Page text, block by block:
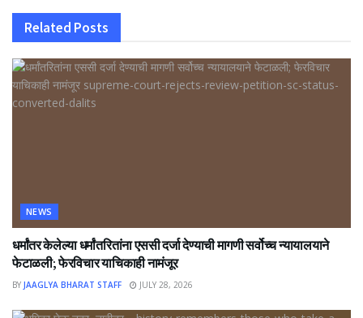
Related Posts
NEWS
धर्मांतर केलेल्या धर्मांतरितांना एससी दर्जा देण्याची मागणी सर्वोच्च न्यायालयाने
फेटाळली; फेरविचार याचिकाही नामंजूर
BY JAAGLYA BHARAT STAFF JULY 28, 2026